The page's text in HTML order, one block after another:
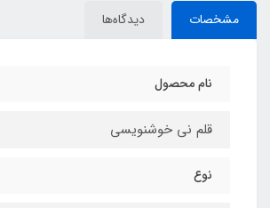
مشخصات دیدگاه‌ها
نام محصول
قلم نی خوشنویسی
نوع